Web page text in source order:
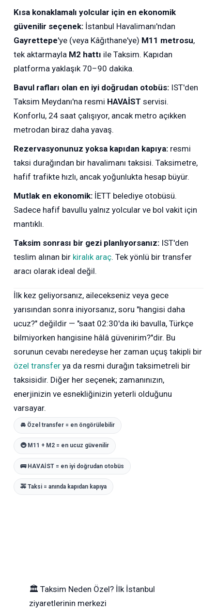
Kısa konaklamalı yolcular için en ekonomik
güvenilir seçenek: İstanbul Havalimanı'ndan
Gayrettepe'ye (veya Kâğıthane'ye) M11 metrosu,
tek aktarmayla M2 hattı ile Taksim. Kapıdan
platforma yaklaşık 70–90 dakika.
Bavul rafları olan en iyi doğrudan otobüs: IST'den
Taksim Meydanı'na resmi HAVAİST servisi.
Konforlu, 24 saat çalışıyor, ancak metro açıkken
metrodan biraz daha yavaş.
Rezervasyonunuz yoksa kapıdan kapıya: resmi
taksi durağından bir havalimanı taksisi. Taksimetre,
hafif trafikte hızlı, ancak yoğunlukta hesap büyür.
Mutlak en ekonomik: İETT belediye otobüsü.
Sadece hafif bavullu yalnız yolcular ve bol vakit için
mantıklı.
Taksim sonrası bir gezi planlıyorsanız: IST'den
teslim alınan bir kiralık araç. Tek yönlü bir transfer
aracı olarak ideal değil.
İlk kez geliyorsanız, ailecekseniz veya gece
yarısından sonra iniyorsanız, soru "hangisi daha
ucuz?" değildir — "saat 02:30'da iki bavulla, Türkçe
bilmiyorken hangisine hâlâ güvenirim?"dir. Bu
sorunun cevabı neredeyse her zaman uçuş takipli bir
özel transfer ya da resmi durağın taksimetreli bir
taksisidir. Diğer her seçenek; zamanınızın,
enerjinizin ve esnekliğinizin yeterli olduğunu
varsayar.
🚘 Özel transfer = en öngörülebilir
🚇 M11 + M2 = en ucuz güvenilir
🚌 HAVAİST = en iyi doğrudan otobüs
🚕 Taksi = anında kapıdan kapıya
🏛 Taksim Neden Özel? İlk İstanbul
ziyaretlerinin merkezi